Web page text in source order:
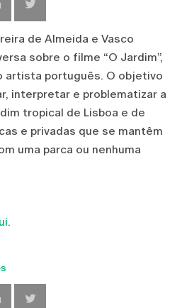
de Almeida e Vasco
sobre o filme “O Jardim”,
artista português. O objetivo
interpretar e problematizar a
tropical de Lisboa e de
e privadas que se mantêm
uma parca ou nenhuma
.